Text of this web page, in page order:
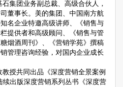
集团业务副总裁、高级合伙人，
董事长。美的集团、中国南方航
名企业特邀高级讲师、《销售与
提供者和高级顾问、《销售与管
烟酒周刊》、《营销学苑》撰稿
管理咨询经验，对国内企业成长
授共同出品《深度营销全景案例
出版深度营销系列丛书《深度营